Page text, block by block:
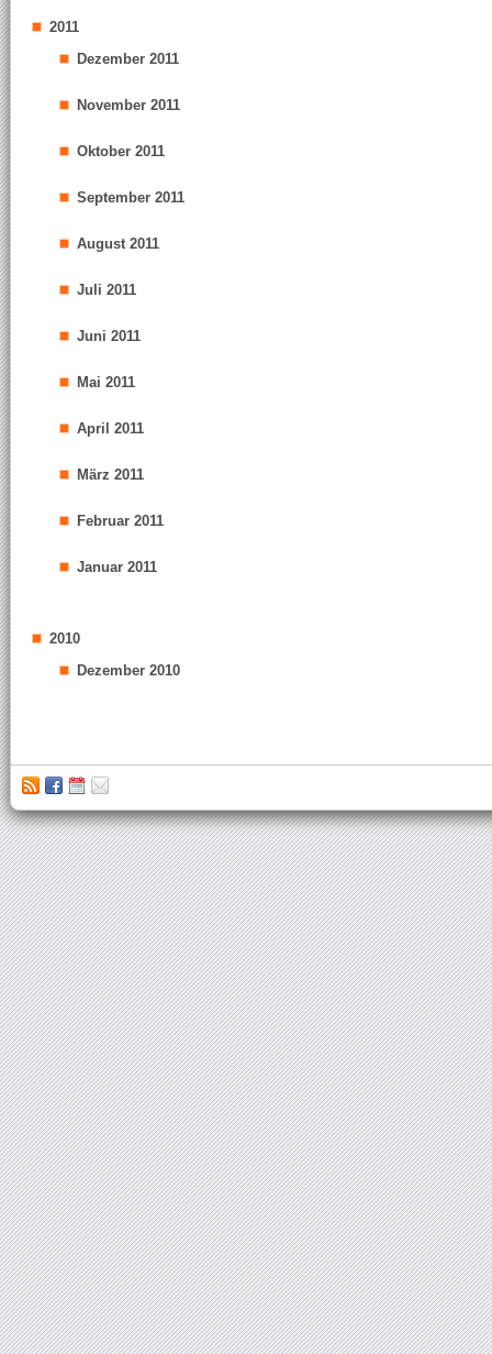
2011
Dezember 2011
November 2011
Oktober 2011
September 2011
August 2011
Juli 2011
Juni 2011
Mai 2011
April 2011
März 2011
Februar 2011
Januar 2011
2010
Dezember 2010